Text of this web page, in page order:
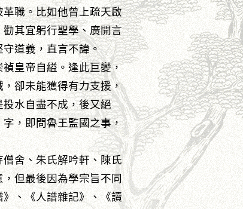
職。比如他曾上疏天啟
其宜躬行聖學、廣開言
道義，直言不諱。
皇帝自縊。逢此巨變，
卻未能獲得有力支援，
水自盡不成，後又絕
，即問魯王監國之事，
舍、朱氏解吟軒、陳氏
但最後因為學宗旨不同
、《人譜雜記》、《讀